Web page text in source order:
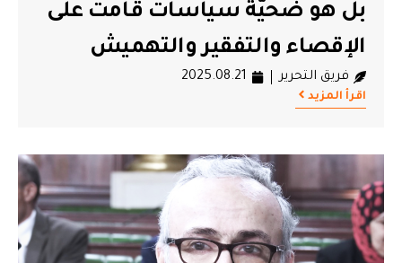
بل هو ضحيّة سياسات قامت على
الإقصاء والتفقير والتهميش
فريق التحرير 2025.08.21
اقرأ المزيد